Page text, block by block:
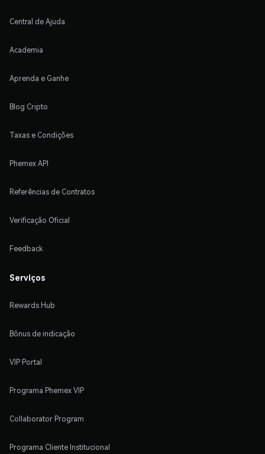
Central de Ajuda
Academia
Aprenda e Ganhe
Blog Cripto
Taxas e Condições
Phemex API
Referências de Contratos
Verificação Oficial
Feedback
Serviços
Rewards Hub
Bônus de indicação
VIP Portal
Programa Phemex VIP
Collaborator Program
Programa Cliente Institucional